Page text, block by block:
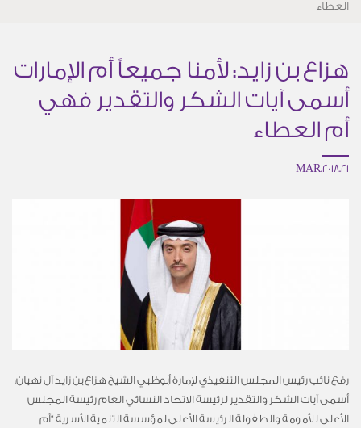
العطاء
هزاع بن زايد: لأمنا جميعاً أم الإمارات
أسمى آيات الشكر والتقدير فهي
أم العطاء
21.MAR.2018
رفع نائب رئيس المجلس التنفيذي لإمارة أبوظبي الشيخ هزاع بن زايد آل نهيان،
أسمى آيات الشكر والتقدير لرئيسة الاتحاد النسائي العام رئيسة المجلس
الأعلى للأمومة والطفولة الرئيسة الأعلى لمؤسسة التنمية الأسرية “أم